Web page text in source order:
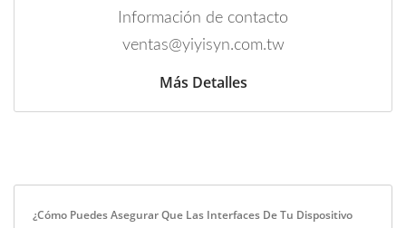
Información de contacto
ventas@yiyisyn.com.tw
Más Detalles
¿Cómo Puedes Asegurar Que Las Interfaces De Tu Dispositivo